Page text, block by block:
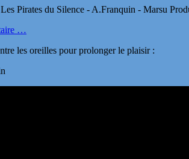
Pirates du Silence - A.Franquin - Marsu
…
les oreilles pour prolonger le plaisir :